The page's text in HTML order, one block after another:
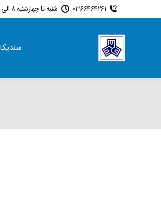
02166464261 شنبه تا چهارشنبه 8 الی 16
سندیکا